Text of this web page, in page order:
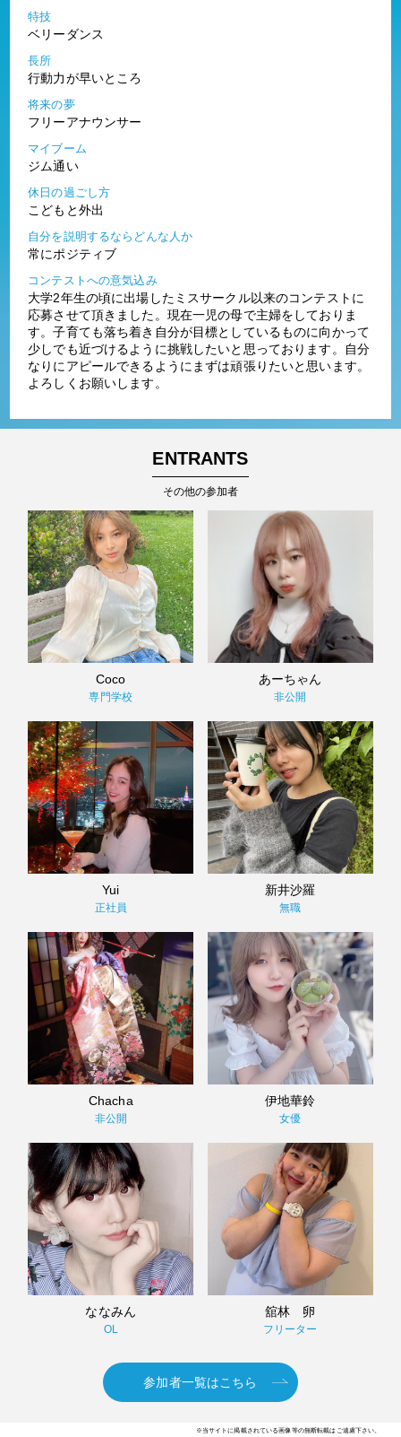
特技
ベリーダンス
長所
行動力が早いところ
将来の夢
フリーアナウンサー
マイブーム
ジム通い
休日の過ごし方
こどもと外出
自分を説明するならどんな人か
常にポジティブ
コンテストへの意気込み
大学2年生の頃に出場したミスサークル以来のコンテストに
応募させて頂きました。現在一児の母で主婦をしておりま
す。子育ても落ち着き自分が目標としているものに向かって
少しでも近づけるように挑戦したいと思っております。自分
なりにアピールできるようにまずは頑張りたいと思います。
よろしくお願いします。
ENTRANTS
その他の参加者
Coco
専門学校
あーちゃん
非公開
Yui
正社員
新井沙羅
無職
Chacha
非公開
伊地華鈴
女優
ななみん
OL
舘林 卵
フリーター
参加者一覧はこちら
※当サイトに掲載されている画像等の無断転載はご遠慮下さい。